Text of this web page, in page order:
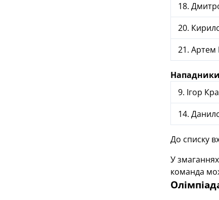
18.
20.
21.
Нападники
9. Ігор
14.
До списку
У
команда